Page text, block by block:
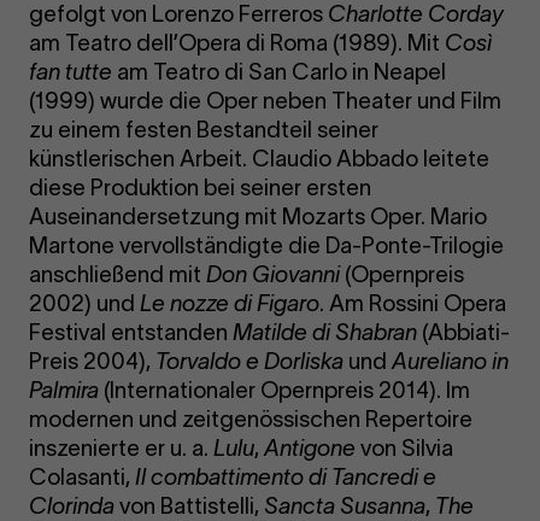
gefolgt von Lorenzo Ferreros Charlotte Corday
am Teatro dell’Opera di Roma (1989). Mit Così
fan tutte am Teatro di San Carlo in Neapel
(1999) wurde die Oper neben Theater und Film
zu einem festen Bestandteil seiner
künstlerischen Arbeit. Claudio Abbado leitete
diese Produktion bei seiner ersten
Auseinandersetzung mit Mozarts Oper. Mario
Martone vervollständigte die Da-Ponte-Trilogie
anschließend mitDon Giovanni(Opernpreis
2002) undLe nozze di Figaro. Am Rossini Opera
Festival entstandenMatilde di Shabran (Abbiati-
Preis 2004), Torvaldo e Dorliska undAureliano in
Palmira (Internationaler Opernpreis 2014). Im
modernen und zeitgenössischen Repertoire
inszenierte er u. a.Lulu,Antigone von Silvia
Colasanti,Il combattimento di Tancredi e
Clorindavon Battistelli, Sancta Susanna, The